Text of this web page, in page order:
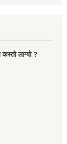
कस्तो लाग्यो ?